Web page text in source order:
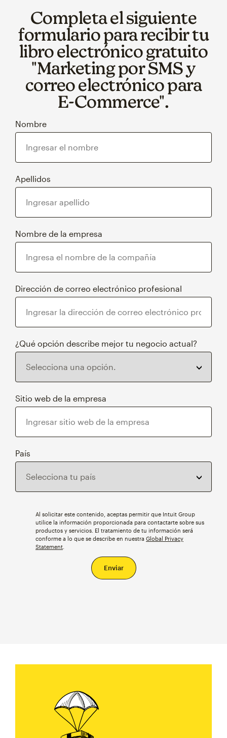
Completa el siguiente
formulario para recibir tu
libro electrónico gratuito
"Marketing por SMS y
correo electrónico para
E‑Commerce".
Nombre
Apellidos
Nombre de la empresa
Dirección de correo electrónico profesional
¿Qué opción describe mejor tu negocio actual?
Sitio web de la empresa
País
Al solicitar este contenido, aceptas permitir que Intuit Group
utilice la información proporcionada para contactarte sobre sus
productos y servicios. El tratamiento de tu información será
conforme a lo que se describe en nuestra Global Privacy
Statement